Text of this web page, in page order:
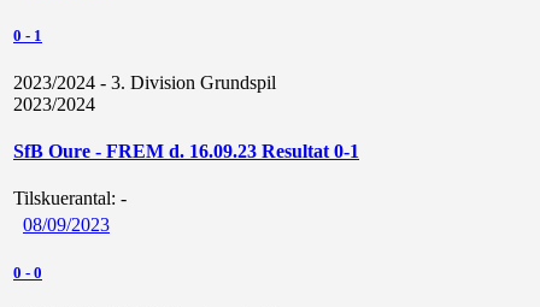
0 - 1
2023/2024 - 3. Division Grundspil
2023/2024
SfB Oure - FREM d. 16.09.23 Resultat 0-1
Tilskuerantal: -
08/09/2023
0 - 0